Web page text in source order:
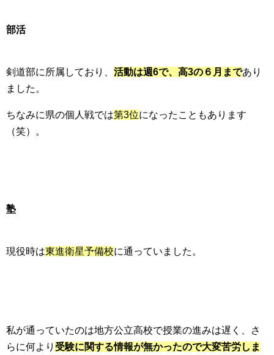
部活
剣道部に所属しており、 活動は週6で、高3の６月まであり
ました。
ちなみに県の個人戦では第3位になったこともあります
（笑）。
塾
現役時は東進衛星予備校に通っていました。
私が通っていたのは地方公立高校で授業の進みは遅く、さ
らに何より 受験に関する情報が無かったので大変苦労しま